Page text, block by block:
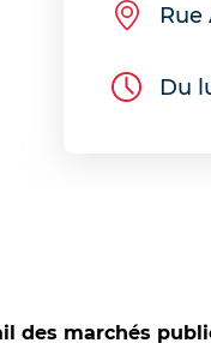
Rue
Du
des marchés